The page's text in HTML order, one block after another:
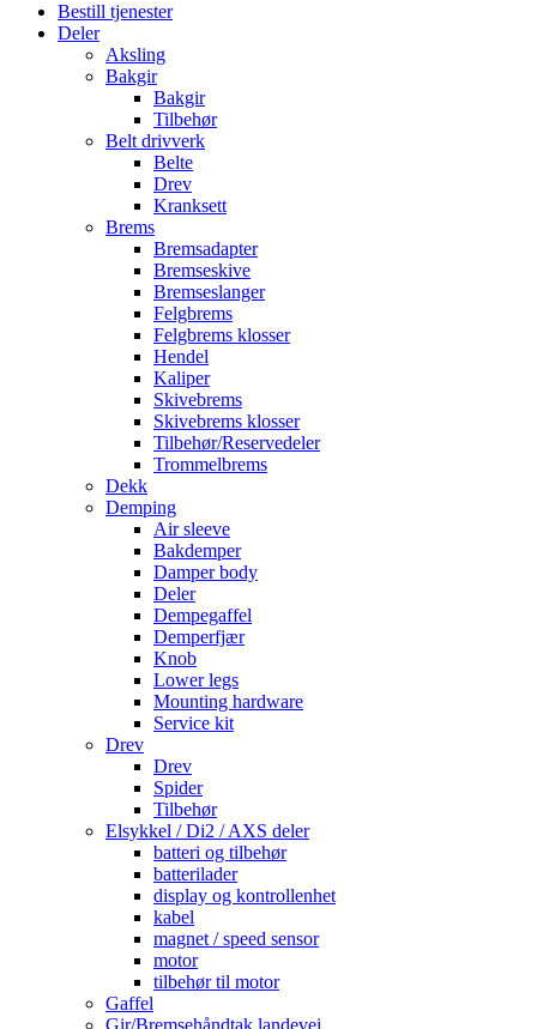
Bestill tjenester
Deler
Aksling
Bakgir
Bakgir
Tilbehør
Belt drivverk
Belte
Drev
Kranksett
Brems
Bremsadapter
Bremseskive
Bremseslanger
Felgbrems
Felgbrems klosser
Hendel
Kaliper
Skivebrems
Skivebrems klosser
Tilbehør/Reservedeler
Trommelbrems
Dekk
Demping
Air sleeve
Bakdemper
Damper body
Deler
Dempegaffel
Demperfjær
Knob
Lower legs
Mounting hardware
Service kit
Drev
Drev
Spider
Tilbehør
Elsykkel / Di2 / AXS deler
batteri og tilbehør
batterilader
display og kontrollenhet
kabel
magnet / speed sensor
motor
tilbehør til motor
Gaffel